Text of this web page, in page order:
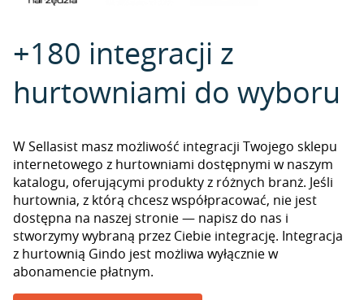
+180 integracji z
hurtowniami do wyboru
W Sellasist masz możliwość integracji Twojego sklepu
internetowego z hurtowniami dostępnymi w naszym
katalogu, oferującymi produkty z różnych branż. Jeśli
hurtownia, z którą chcesz współpracować, nie jest
dostępna na naszej stronie — napisz do nas i
stworzymy wybraną przez Ciebie integrację. Integracja
z hurtownią Gindo jest możliwa wyłącznie w
abonamencie płatnym.